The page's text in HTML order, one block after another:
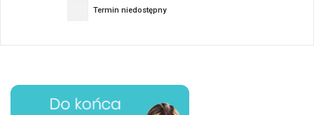
Termin niedostępny